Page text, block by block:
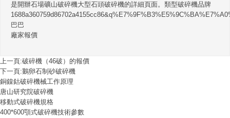
是開辦石場礦山破碎機大型石頭破碎機的詳細頁面。類型破碎機品牌
巴巴
廠家報價
上一頁:破碎機（46破）的報價
下一頁:鵝卵石制砂破碎機
銅鎳鈷破碎機械工作原理
唐山研究院破碎機
移動式破碎機規格
400*600顎式破碎機技術參數